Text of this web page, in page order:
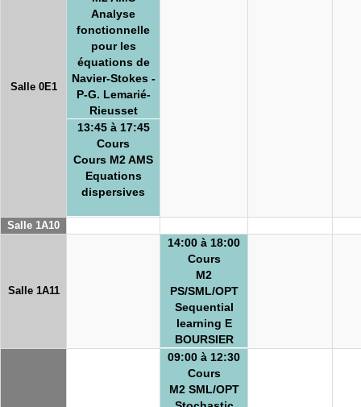
Salle 0E1
Analyse
fonctionnelle
pour les
équations de
Navier-Stokes -
P-G. Lemarié-
Rieusset
13:45 à 17:45
Cours
Cours M2 AMS
Equations
dispersives
Salle 1A10
Salle 1A11
14:00 à 18:00
Cours
M2
PS/SML/OPT
Sequential
learning E
BOURSIER
09:00 à 12:30
Cours
M2 SML/OPT